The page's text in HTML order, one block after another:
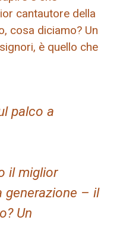
cantautore della
cosa diciamo? Un
è quello che
palco a
il miglior
generazione – il
Un